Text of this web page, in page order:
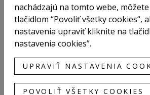
4- IZB. BYT, PEZINOK
PRENAJATÉ
nachádzajú na tomto webe,
tlačidlom “Povoliť všetky cookies“,
nastavenia upraviť kliknite na
nastavenia cookies”.
UPRAVIŤ NASTAVENIA
POVOLIŤ VŠETKY COOKIES